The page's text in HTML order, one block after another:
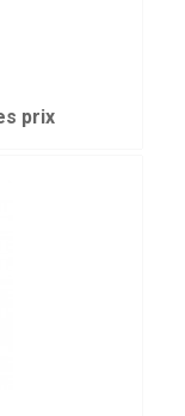
prix